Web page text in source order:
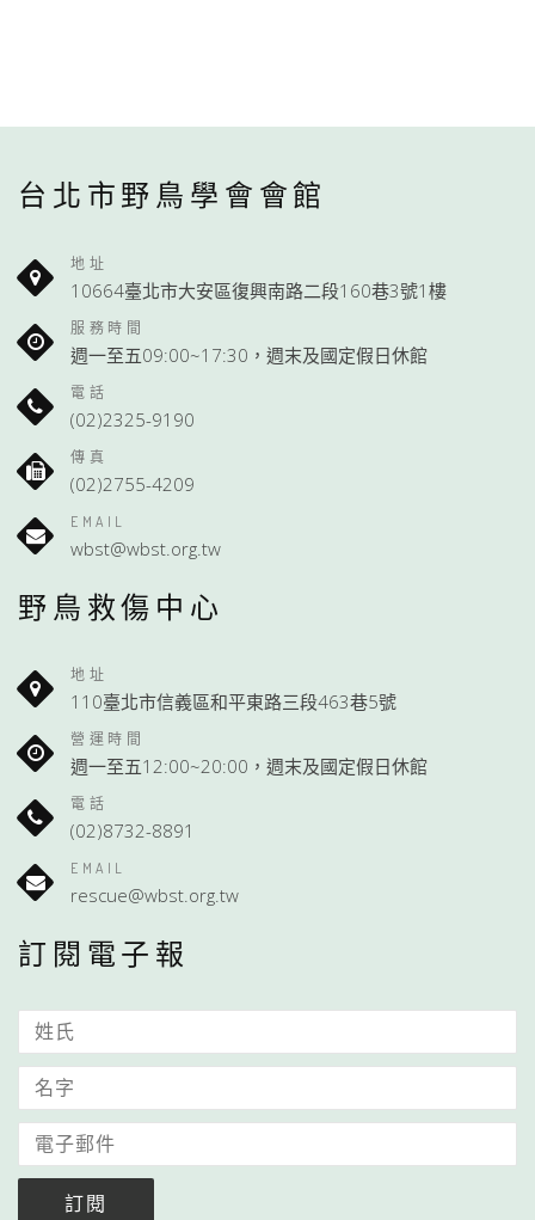
台北市野鳥學會會館
地址
10664臺北市大安區復興南路二段160巷3號1樓
服務時間
週一至五09:00~17:30，週末及國定假日休館
電話
(02)2325-9190
傳真
(02)2755-4209
EMAIL
wbst@wbst.org.tw
野鳥救傷中心
地址
110臺北市信義區和平東路三段463巷5號
營運時間
週一至五12:00~20:00，週末及國定假日休館
電話
(02)8732-8891
EMAIL
rescue@wbst.org.tw
訂閱電子報